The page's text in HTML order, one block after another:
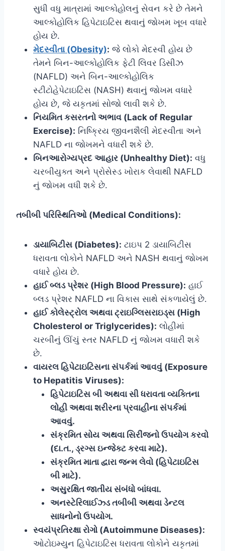
સુધી વધુ માત્રામાં આલ્કોહોલનું સેવન કરે છે તેમને
આલ્કોહોલિક હિપેટાઇટિસ થવાનું જોખમ ખૂબ વધારે
હોય છે.
મેદસ્વીતા (Obesity): જે લોકો મેદસ્વી હોય છે
તેમને બિન-આલ્કોહોલિક ફેટી લિવર ડિસીઝ
(NAFLD) અને બિન-આલ્કોહોલિક
સ્ટીટોહેપેટાઇટિસ (NASH) થવાનું જોખમ વધારે
હોય છે, જે યકૃતમાં સોજો લાવી શકે છે.
નિયમિત કસરતનો અભાવ (Lack of Regular
Exercise): નિષ્ક્રિય જીવનશૈલી મેદસ્વીતા અને
NAFLD ના જોખમને વધારી શકે છે.
બિનઆરોગ્યપ્રદ આહાર (Unhealthy Diet): વધુ
ચરબીયુક્ત અને પ્રોસેસ્ડ ખોરાક લેવાથી NAFLD
નું જોખમ વધી શકે છે.
તબીબી પરિસ્થિતિઓ (Medical Conditions):
ડાયાબિટીસ (Diabetes): ટાઇપ 2 ડાયાબિટીસ
ધરાવતા લોકોને NAFLD અને NASH થવાનું જોખમ
વધારે હોય છે.
હાઈ બ્લડ પ્રેશર (High Blood Pressure): હાઈ
બ્લડ પ્રેશર NAFLD ના વિકાસ સાથે સંકળાયેલું છે.
હાઈ કોલેસ્ટ્રોલ અથવા ટ્રાઇગ્લિસરાઇડ્સ (High
Cholesterol or Triglycerides): લોહીમાં
ચરબીનું ઊંચું સ્તર NAFLD નું જોખમ વધારી શકે
છે.
વાયરલ હિપેટાઇટિસના સંપર્કમાં આવવું (Exposure
to Hepatitis Viruses):
હિપેટાઇટિસ બી અથવા સી ધરાવતા વ્યક્તિના
લોહી અથવા શરીરના પ્રવાહીના સંપર્કમાં
આવવું.
સંક્રમિત સોય અથવા સિરીંજનો ઉપયોગ કરવો
(દા.ત., ડ્રગ્સ ઇન્જેક્ટ કરવા માટે).
સંક્રમિત માતા દ્વારા જન્મ લેવો (હિપેટાઇટિસ
બી માટે).
અસુરક્ષિત જાતીય સંબંધો બાંધવા.
અનસ્ટેરિલાઈઝ્ડ તબીબી અથવા ડેન્ટલ
સાધનોનો ઉપયોગ.
સ્વયંપ્રતિરક્ષા રોગો (Autoimmune Diseases):
ઓટોઇમ્યુન હિપેટાઇટિસ ધરાવતા લોકોને યકૃતમાં